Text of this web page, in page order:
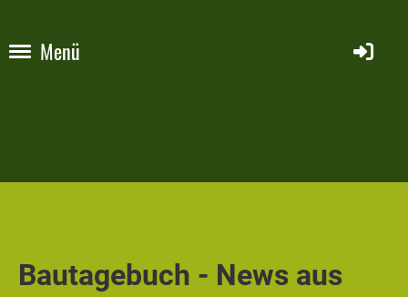
Menü
Bautagebuch - News aus